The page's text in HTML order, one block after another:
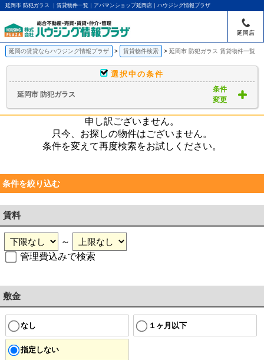
延岡市 防犯ガラス ｜賃貸物件一覧｜アパマンショップ延岡店｜ハウジング情報プラザ
延岡店
延岡の賃貸ならハウジング情報プラザ 賃貸物件検索 延岡市 防犯ガラス 賃貸物件一覧
選択中の条件
延岡市 防犯ガラス
条件
変更
申し訳ございません。
只今、お探しの物件はございません。
条件を変えて再度検索をお試しください。
条件を絞り込む
賃料
～
管理費込みで検索
敷金
なし １ヶ月以下
指定しない